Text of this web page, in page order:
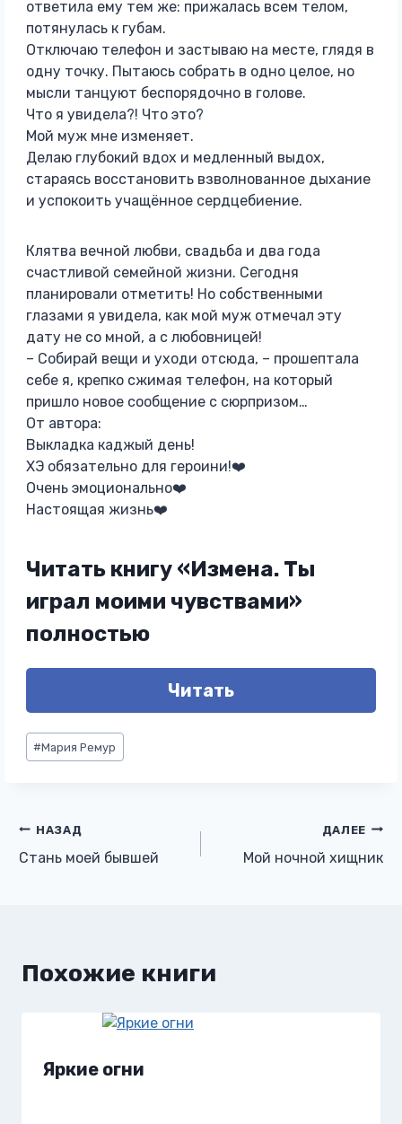
ответила ему тем же: прижалась всем телом,
потянулась к губам.
Отключаю телефон и застываю на месте, глядя в
одну точку. Пытаюсь собрать в одно целое, но
мысли танцуют беспорядочно в голове.
Что я увидела?! Что это?
Мой муж мне изменяет.
Делаю глубокий вдох и медленный выдох,
стараясь восстановить взволнованное дыхание
и успокоить учащённое сердцебиение.
Клятва вечной любви, свадьба и два года
счастливой семейной жизни. Сегодня
планировали отметить! Но собственными
глазами я увидела, как мой муж отмечал эту
дату не со мной, а с любовницей!
– Собирай вещи и уходи отсюда, – прошептала
себе я, крепко сжимая телефон, на который
пришло новое сообщение с сюрпризом…
От автора:
Выкладка каджый день!
ХЭ обязательно для героини!❤️
Очень эмоционально❤️
Настоящая жизнь❤️
Читать книгу «Измена. Ты
играл моими чувствами»
полностью
Читать
Метки
записи:
#Мария Ремур
Навигация
по
НАЗАД
Стань моей бывшей
ДАЛЕЕ
Мой ночной хищник
Похожие книги
Яркие огни